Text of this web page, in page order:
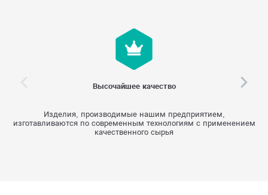
Высочайшее качество
Изделия, производимые нашим предприятием,
изготавливаются по современным технологиям с применением
качественного сырья